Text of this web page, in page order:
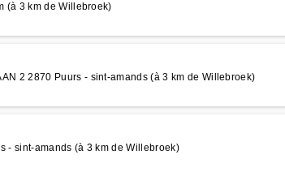
(à 3 km de Willebroek)
2 2870 Puurs - sint-amands (à 3 km de Willebroek)
- sint-amands (à 3 km de Willebroek)